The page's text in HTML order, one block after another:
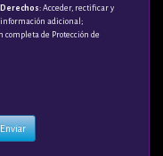
Derechos: Acceder, rectificar y
adicional;
de Protección de
Enviar